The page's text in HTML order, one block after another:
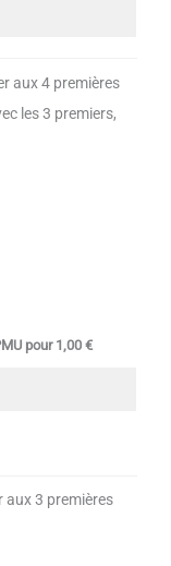
aux 4 premières
les 3 premiers,
pour 1,00 €
aux 3 premières